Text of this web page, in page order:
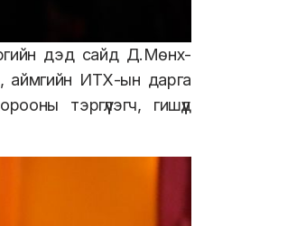
дэд сайд Д.Мөнх-
аймгийн ИТХ-ын дарга
тэргүүлэгч, гишүүд